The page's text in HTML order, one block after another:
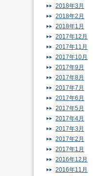
2018年3月
2018年2月
2018年1月
2017年12月
2017年11月
2017年10月
2017年9月
2017年8月
2017年7月
2017年6月
2017年5月
2017年4月
2017年3月
2017年2月
2017年1月
2016年12月
2016年11月